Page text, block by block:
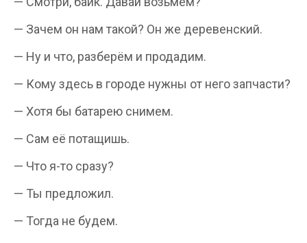
— Зачем он нам такой? Он же деревенский.
— Ну и что, разберём и продадим.
— Кому здесь в городе нужны от него запчасти?
— Хотя бы батарею снимем.
— Сам её потащишь.
— Что я-то сразу?
— Ты предложил.
— Тогда не будем.